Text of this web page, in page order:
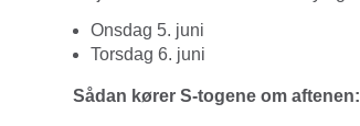
Onsdag 5. juni
Torsdag 6. juni
Sådan kører S-togene om aftenen: